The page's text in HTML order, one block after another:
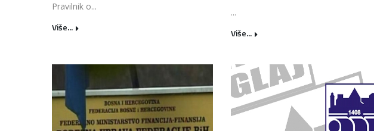
Pravilnik o...
Više...
...
Više...